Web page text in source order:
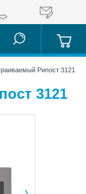
Рипост 3121
3121